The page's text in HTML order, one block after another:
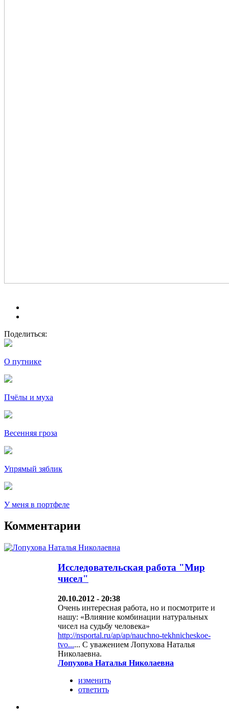
Поделиться:
О путнике
Пчёлы и муха
Весенняя гроза
Упрямый зяблик
У меня в портфеле
Комментарии
Исследовательская работа "Мир
чисел"
20.10.2012 - 20:38
Очень интересная работа, но и посмотрите и
нашу: «Влияние комбинации натуральных
чисел на судьбу человека»
http://nsportal.ru/ap/ap/nauchno-tekhnicheskoe-
tvo...... С уважением Лопухова Наталья
Николаевна.
Лопухова Наталья Николаевна
изменить
ответить